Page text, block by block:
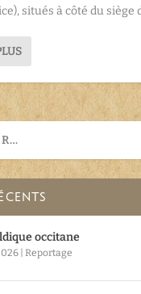
situés à côté du siège
occitane
|Reportage